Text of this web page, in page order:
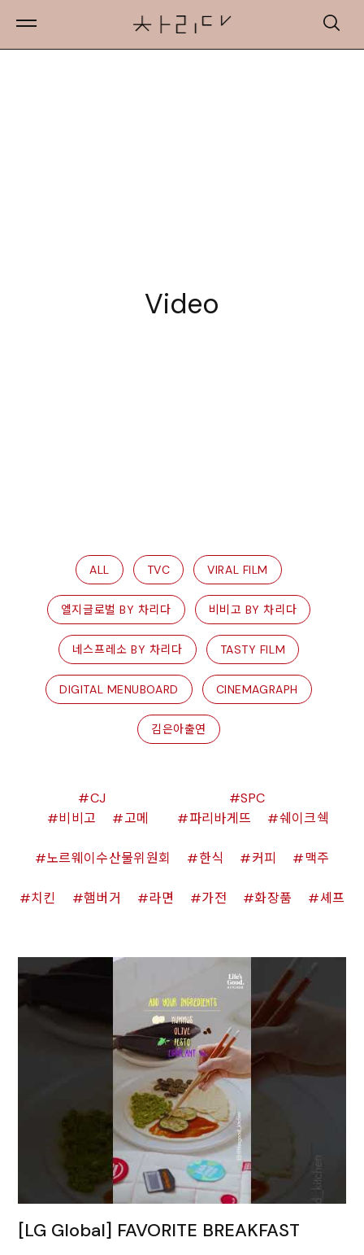
ALL TVC VIRAL FILM
엘지글로벌 BY 차리다 비비고 BY 차리다
네스프레소 BY 차리다 TASTY FILM
DIGITAL MENUBOARD CINEMAGRAPH
김은아출연
CJ
비비고
고메
SPC
파리바게뜨
쉐이크쉑
노르웨이수산물위원회 한식 커피 맥주
치킨 햄버거 라면 가전 화장품 셰프
[LG Global] FAVORITE BREAKFAST